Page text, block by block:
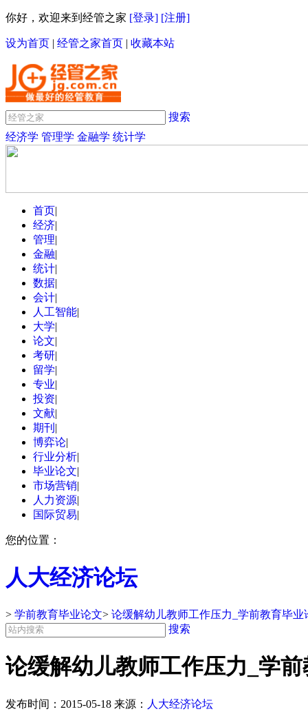
你好，欢迎来到经管之家 [登录] [注册]
设为首页 | 经管之家首页 | 收藏本站
搜索
经济学 管理学 金融学 统计学
首页|
经济|
管理|
金融|
统计|
数据|
会计|
人工智能|
大学|
论文|
考研|
留学|
专业|
投资|
文献|
期刊 |
博弈论|
行业分析|
毕业论文|
市场营销|
人力资源|
国际贸易|
您的位置：
人大经济论坛
> 学前教育毕业论文> 论缓解幼儿教师工作压力_学前教育毕业
搜索
论缓解幼儿教师工作压力_学
发布时间： 2015-05-18 来源： 人大经济论坛